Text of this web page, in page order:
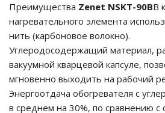
Преимущества Zenet NSKT-90ВВ
нагревательного элемента
нить (карбоновое волокно).
Углеродосодержащий материал,
вакуумной кварцевой капсуле,
мгновенно выходить на рабочий
Энергоотдача обогревателя с
в среднем на 30%, по сравнению с